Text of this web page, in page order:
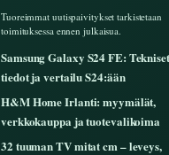
Tuoreimmat uutispaivitykset tarkistetaan
toimituksessa ennen julkaisua.
Samsung Galaxy S24 FE: Tekniset
tiedot ja vertailu S24:ään
H&M Home Irlanti: myymälät,
verkkokauppa ja tuotevalikoima
32 tuuman TV mitat cm – leveys,